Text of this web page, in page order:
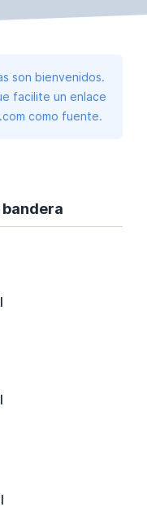
son bienvenidos.
facilite un enlace
como fuente.